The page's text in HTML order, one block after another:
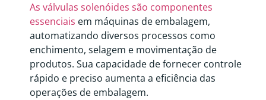
As válvulas solenóides são componentes
essenciais em máquinas de embalagem,
automatizando diversos processos como
enchimento, selagem e movimentação de
produtos. Sua capacidade de fornecer controle
rápido e preciso aumenta a eficiência das
operações de embalagem.